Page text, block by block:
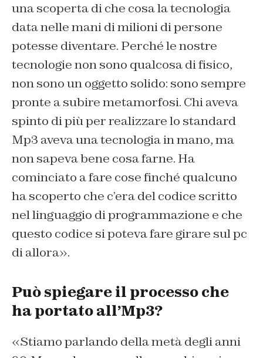
una scoperta di che cosa la tecnologia
data nelle mani di milioni di persone
potesse diventare. Perché le nostre
tecnologie non sono qualcosa di fisico,
non sono un oggetto solido: sono sempre
pronte a subire metamorfosi. Chi aveva
spinto di più per realizzare lo standard
Mp3 aveva una tecnologia in mano, ma
non sapeva bene cosa farne. Ha
cominciato a fare cose finché qualcuno
ha scoperto che c’era del codice scritto
nel linguaggio di programmazione e che
questo codice si poteva fare girare sul pc
di allora».
Può spiegare il processo che
ha portato all’Mp3?
«Stiamo parlando della metà degli anni